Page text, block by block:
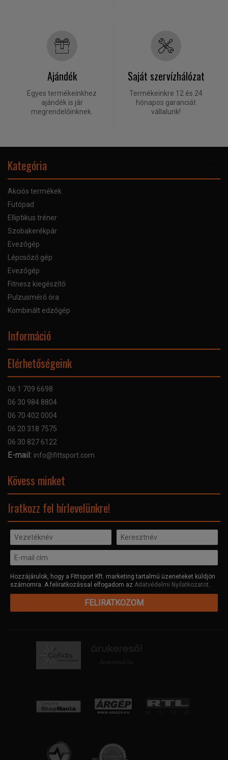
Ajándék
Egyes termékeinkhez
ajándék is jár
megrendelőinknek.
Saját szervízhálózat
Termékeinkre 12 és 24
hónapos garanciát
vállalunk!
Kategória
Akciós termékek
Futópad
Elliptikus tréner
Szobakerékpár
Evezőgép
Lépcsőző gép
Evezőgép
Fitnesz kiegészítő
Pulzusmérő óra
Kombinált edzőgép
Információ
Bankkártyás fizetés
Adatvédelmi nyilatkozat
Elérhetőségeink
06 1 709 6698
06 30 984 8804
06 70 402 0004
06 20 318 7575
06 30 827 6122
E-mail: info@fittsport.com
Kövess minket
Iratkozz fel hírlevelünkre!
Hozzájárulok, hogy a Fittsport Kft. marketing tartalmú üzeneteket küldjön
számomra. A feliratkozással elfogadom az Adatvédelmi Nyilatkozatot
FELIRATKOZOM
Árukereső.hu